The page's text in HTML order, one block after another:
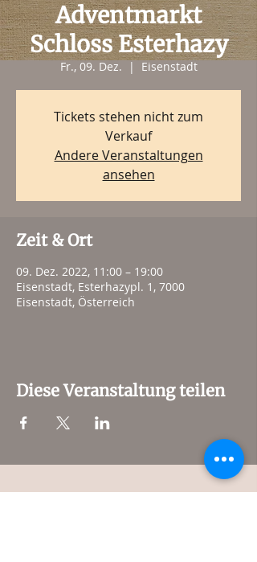
Adventmarkt
Schloss Esterhazy
Fr., 09. Dez.
  |
Eisenstadt
Tickets stehen nicht zum
Verkauf
Andere Veranstaltungen
ansehen
Zeit & Ort
09. Dez. 2022, 11:00 – 19:00
Eisenstadt, Esterhazypl. 1, 7000
Eisenstadt, Österreich
Diese Veranstaltung teilen